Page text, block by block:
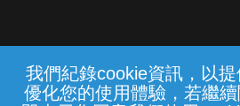
我們紀錄cookie資訊，以
優化您的使用體驗，若繼續
常見問題 線上客服 服